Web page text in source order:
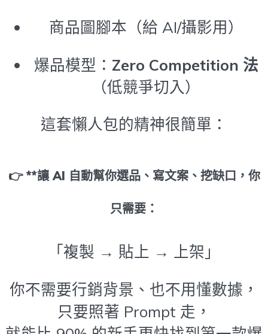
商品圖腳本（給 AI/攝影用）
爆品模型： Zero Competition 法
（低競爭切入）
這套懶人包的精神很簡單：
👉 **讓 AI 自動幫你選品、寫文案、挖缺口，你
只需要：
「複製 → 貼上 → 上架」
你不需要行銷背景、也不用懂數據，
只要照著 Prompt 走，